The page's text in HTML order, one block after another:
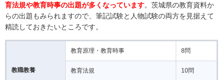
育法規や教育時事の出題が多くなっています。茨城県の教育資料か
らの出題もみられますので、筆記試験と人物試験の両方を見据えて
精読しておきたいところです。
教職教養
教育原理・教育時事 8問
教育法規 10問